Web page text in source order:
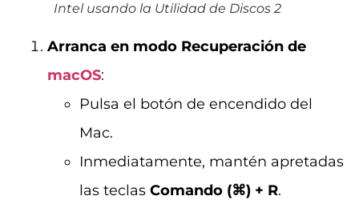
Intel usando la Utilidad de Discos 2
Arranca en modo Recuperación de
macOS:
Pulsa el botón de encendido del
Mac.
Inmediatamente, mantén apretadas
las teclas Comando (⌘) + R.